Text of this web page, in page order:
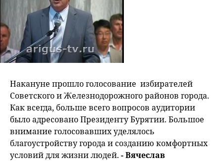
Накануне прошло голосование избирателей
Советского и Железнодорожного районов города.
Как всегда, больше всего вопросов аудитории
было адресовано Президенту Бурятии. Большое
внимание голосовавших уделялось
благоустройству города и созданию комфортных
условий для жизни людей. - Вячеслав